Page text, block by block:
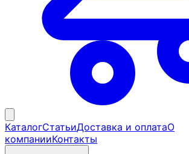
КаталогСтатьиДоставка и оплатаО
компанииКонтакты